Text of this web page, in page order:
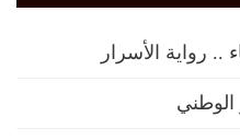
.. رواية الأسرار
الوطني